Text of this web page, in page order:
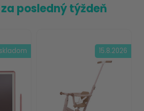
posledný týždeň
skladom 15.8.2026